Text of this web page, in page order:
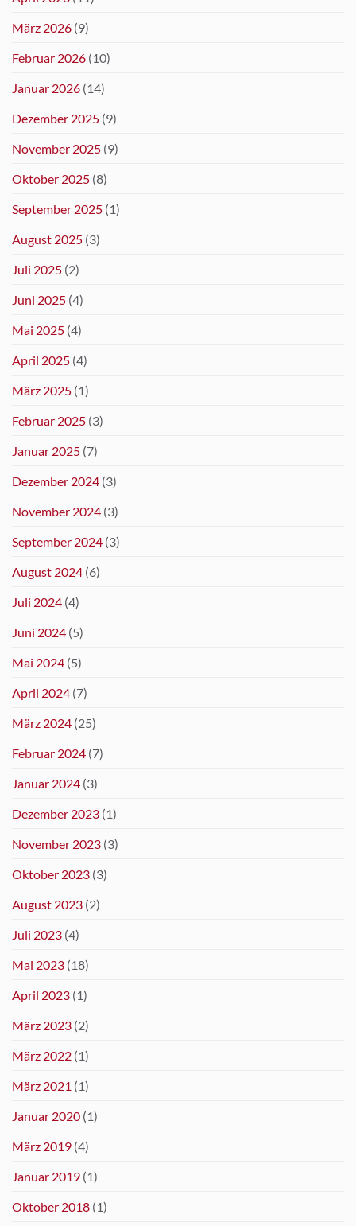
März 2026 (9)
Februar 2026 (10)
Januar 2026 (14)
Dezember 2025 (9)
November 2025 (9)
Oktober 2025 (8)
September 2025 (1)
August 2025 (3)
Juli 2025 (2)
Juni 2025 (4)
Mai 2025 (4)
April 2025 (4)
März 2025 (1)
Februar 2025 (3)
Januar 2025 (7)
Dezember 2024 (3)
November 2024 (3)
September 2024 (3)
August 2024 (6)
Juli 2024 (4)
Juni 2024 (5)
Mai 2024 (5)
April 2024 (7)
März 2024 (25)
Februar 2024 (7)
Januar 2024 (3)
Dezember 2023 (1)
November 2023 (3)
Oktober 2023 (3)
August 2023 (2)
Juli 2023 (4)
Mai 2023 (18)
April 2023 (1)
März 2023 (2)
März 2022 (1)
März 2021 (1)
Januar 2020 (1)
März 2019 (4)
Januar 2019 (1)
Oktober 2018 (1)